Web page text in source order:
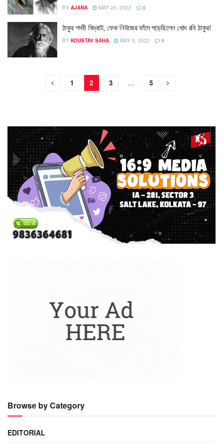
BY AJANA MAY 24, 2022 0
ঠাকুর পদবী বিভ্রাট, ফেক নিউজের ফাঁদে পড়েছিলেন খোদ রবি ঠাকুর!
BY KOUSTAV SAHA MAY 9, 2022 0
1 2 3 … 5
Browse by Category
EDITORIAL